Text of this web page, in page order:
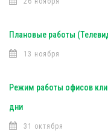
Плановые работы
13 ноября
Режим работы офисов
дни
31 октября